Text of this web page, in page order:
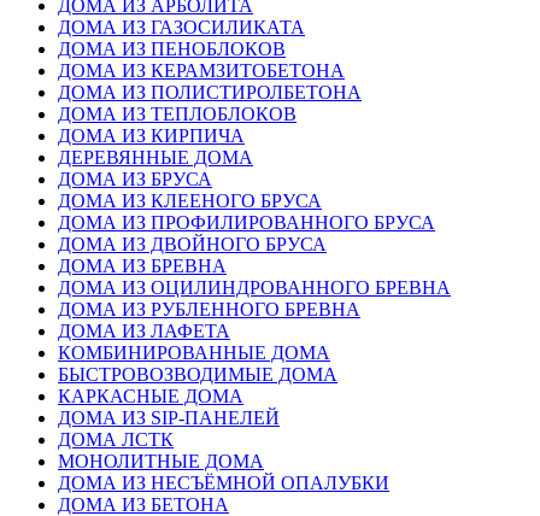
ДОМА ИЗ АРБОЛИТА
ДОМА ИЗ ГАЗОСИЛИКАТА
ДОМА ИЗ ПЕНОБЛОКОВ
ДОМА ИЗ КЕРАМЗИТОБЕТОНА
ДОМА ИЗ ПОЛИСТИРОЛБЕТОНА
ДОМА ИЗ ТЕПЛОБЛОКОВ
ДОМА ИЗ КИРПИЧА
ДЕРЕВЯННЫЕ ДОМА
ДОМА ИЗ БРУСА
ДОМА ИЗ КЛЕЕНОГО БРУСА
ДОМА ИЗ ПРОФИЛИРОВАННОГО БРУСА
ДОМА ИЗ ДВОЙНОГО БРУСА
ДОМА ИЗ БРЕВНА
ДОМА ИЗ ОЦИЛИНДРОВАННОГО БРЕВНА
ДОМА ИЗ РУБЛЕННОГО БРЕВНА
ДОМА ИЗ ЛАФЕТА
КОМБИНИРОВАННЫЕ ДОМА
БЫСТРОВОЗВОДИМЫЕ ДОМА
КАРКАСНЫЕ ДОМА
ДОМА ИЗ SIP-ПАНЕЛЕЙ
ДОМА ЛСТК
МОНОЛИТНЫЕ ДОМА
ДОМА ИЗ НЕСЪЁМНОЙ ОПАЛУБКИ
ДОМА ИЗ БЕТОНА